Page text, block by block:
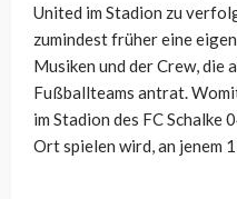
United im Stadion zu
zumindest früher eine
Musiken und der Crew, die
Fußballteams antrat.
im Stadion des FC Schalke
Ort spielen wird, an jenem